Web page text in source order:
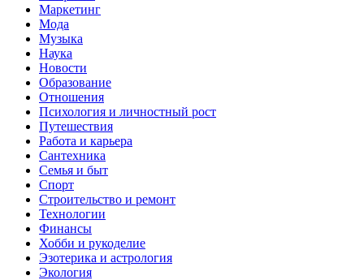
Маркетинг
Мода
Музыка
Наука
Новости
Образование
Отношения
Психология и личностный рост
Путешествия
Работа и карьера
Сантехника
Семья и быт
Спорт
Строительство и ремонт
Технологии
Финансы
Хобби и рукоделие
Эзотерика и астрология
Экология